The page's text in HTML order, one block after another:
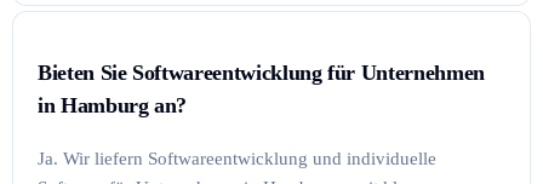
Bieten Sie Softwareentwicklung für Unternehmen
in Hamburg an?
Ja. Wir liefern Softwareentwicklung und individuelle